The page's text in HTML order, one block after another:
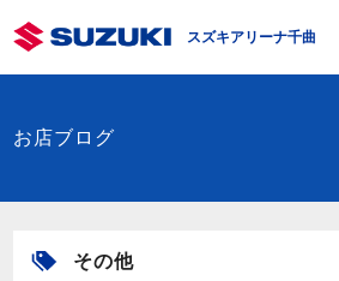
スズキアリーナ千曲
お店ブログ
その他